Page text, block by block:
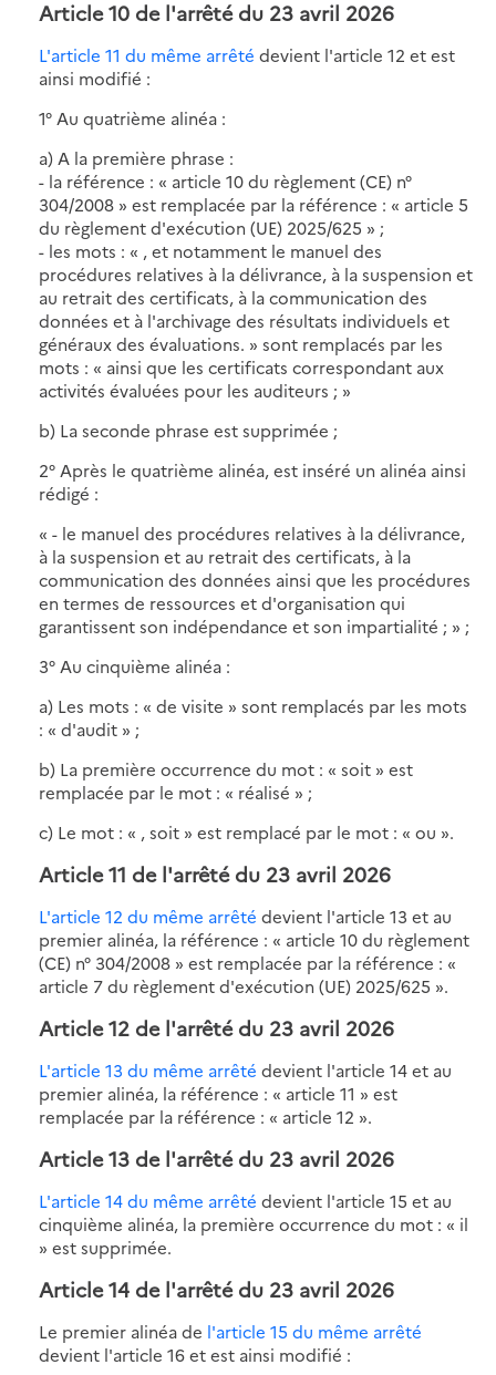
Article 10 de l'arrêté du 23 avril 2026
L'article 11 du même arrêté devient l'article 12 et est
ainsi modifié :
1° Au quatrième alinéa :
a) A la première phrase :
- la référence : « article 10 du règlement (CE) n°
304/2008 » est remplacée par la référence : « article 5
du règlement d'exécution (UE) 2025/625 » ;
- les mots : « , et notamment le manuel des
procédures relatives à la délivrance, à la suspension et
au retrait des certificats, à la communication des
données et à l'archivage des résultats individuels et
généraux des évaluations. » sont remplacés par les
mots : « ainsi que les certificats correspondant aux
activités évaluées pour les auditeurs ; »
b) La seconde phrase est supprimée ;
2° Après le quatrième alinéa, est inséré un alinéa ainsi
rédigé :
« - le manuel des procédures relatives à la délivrance,
à la suspension et au retrait des certificats, à la
communication des données ainsi que les procédures
en termes de ressources et d'organisation qui
garantissent son indépendance et son impartialité ; » ;
3° Au cinquième alinéa :
a) Les mots : « de visite » sont remplacés par les mots
: « d'audit » ;
b) La première occurrence du mot : « soit » est
remplacée par le mot : « réalisé » ;
c) Le mot : « , soit » est remplacé par le mot : « ou ».
Article 11 de l'arrêté du 23 avril 2026
L'article 12 du même arrêté devient l'article 13 et au
premier alinéa, la référence : « article 10 du règlement
(CE) n° 304/2008 » est remplacée par la référence : «
article 7 du règlement d'exécution (UE) 2025/625 ».
Article 12 de l'arrêté du 23 avril 2026
L'article 13 du même arrêté devient l'article 14 et au
premier alinéa, la référence : « article 11 » est
remplacée par la référence : « article 12 ».
Article 13 de l'arrêté du 23 avril 2026
L'article 14 du même arrêté devient l'article 15 et au
cinquième alinéa, la première occurrence du mot : « il
» est supprimée.
Article 14 de l'arrêté du 23 avril 2026
Le premier alinéa de l'article 15 du même arrêté
devient l'article 16 et est ainsi modifié :